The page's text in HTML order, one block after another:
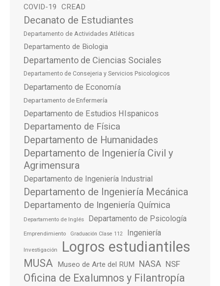
COVID-19 CREAD
Decanato de Estudiantes
Departamento de Actividades Atléticas
Departamento de Biologia
Departamento de Ciencias Sociales
Departamento de Consejeria y Servicios Psicologicos
Departamento de Economía
Departamento de Enfermería
Departamento de Estudios HIspanicos
Departamento de Física
Departamento de Humanidades
Departamento de Ingeniería Civil y
Agrimensura
Departamento de Ingeniería Industrial
Departamento de Ingeniería Mecánica
Departamento de Ingeniería Química
Departamento de Inglés Departamento de Psicología
Emprendimiento Graduación Clase 112 Ingeniería
Investigación Logros estudiantiles
MUSA Museo de Arte del RUM NASA NSF
Oficina de Exalumnos y Filantropía